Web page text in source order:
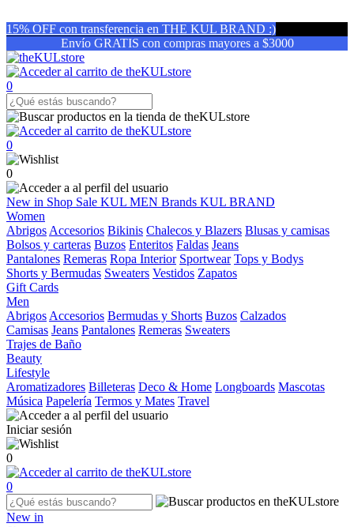
15% OFF con transferencia en THE KUL BRAND :)
Envío GRATIS con compras mayores a $3000
0
0
0
New in Shop Sale KUL MEN Brands KUL BRAND
Women
Abrigos Accesorios Bikinis Chalecos y Blazers Blusas y camisas
Bolsos y carteras Buzos Enteritos Faldas Jeans
Pantalones Remeras Ropa Interior Sportwear Tops y Bodys
Shorts y Bermudas Sweaters Vestidos Zapatos
Gift Cards
Men
Abrigos Accesorios Bermudas y Shorts Buzos Calzados
Camisas Jeans Pantalones Remeras Sweaters
Trajes de Baño
Beauty
Lifestyle
Aromatizadores Billeteras Deco & Home Longboards Mascotas
Música Papelería Termos y Mates Travel
Iniciar sesión
0
0
New in